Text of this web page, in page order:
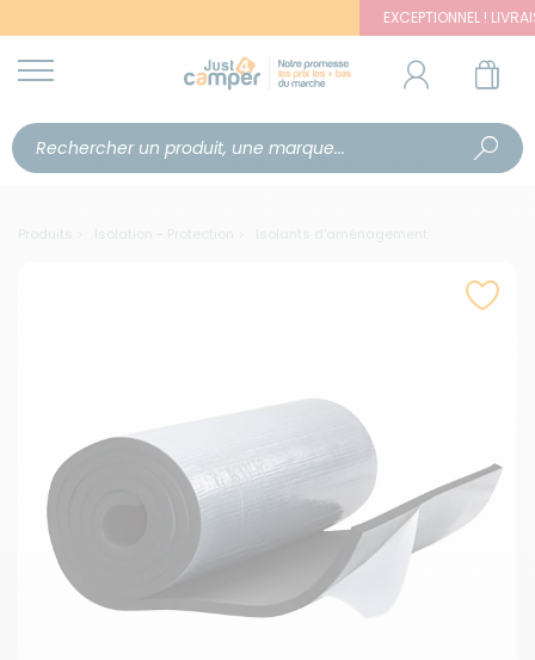
EXCEPTIONNEL ! LIVRAISON
Produits Isolation - Protection Isolants d'aménagement